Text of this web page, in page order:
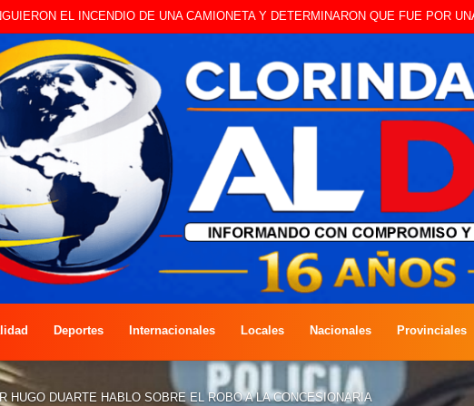
ROBO A CAMBISTA OCURRIDO ESTE JUEVES
Deportes Internacionales Locales Nacionales Provinciales
HUGO DUARTE HABLO SOBRE EL ROBO A LA CONCESIONARIA